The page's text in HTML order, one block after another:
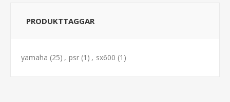
PRODUKTTAGGAR
yamaha (25) , psr (1) , sx600 (1)